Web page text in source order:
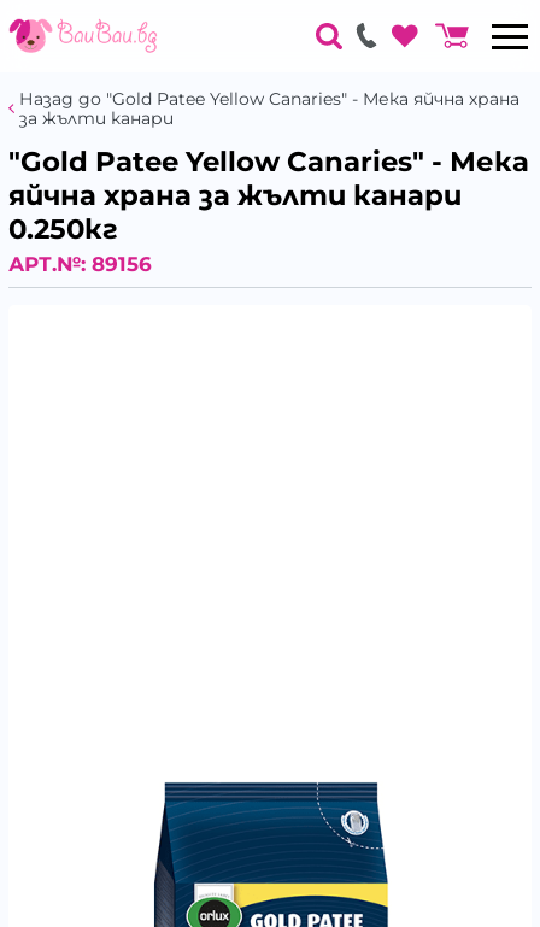
Назад до "Gold Patee Yellow Canaries" - Мека яйчна храна
за жълти канари
"Gold Patee Yellow Canaries" - Мека
яйчна храна за жълти канари
0.250кг
АРТ.№: 89156